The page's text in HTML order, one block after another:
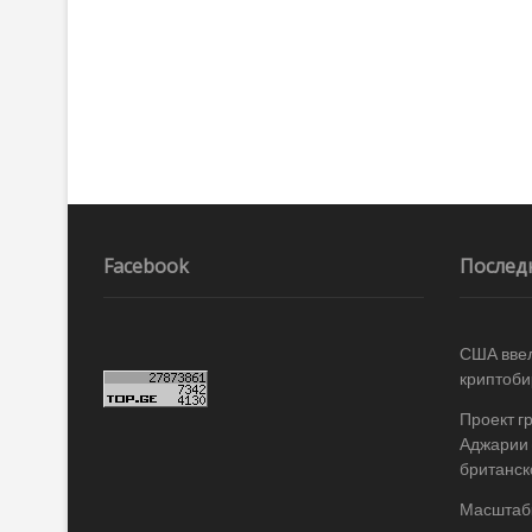
Facebook
США
Проект
Аджарии